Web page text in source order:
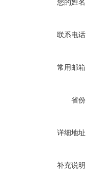
您的姓
联系电
常用邮
省
详细地
补充说